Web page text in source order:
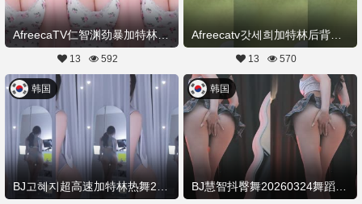
AfreecaTV仁智渊劲暴加特林热舞20260407舞蹈剪辑
13 592
Afreecatv갓세희加特林后背摇热舞20260407Hot Dance
13 570
韩国 韩国